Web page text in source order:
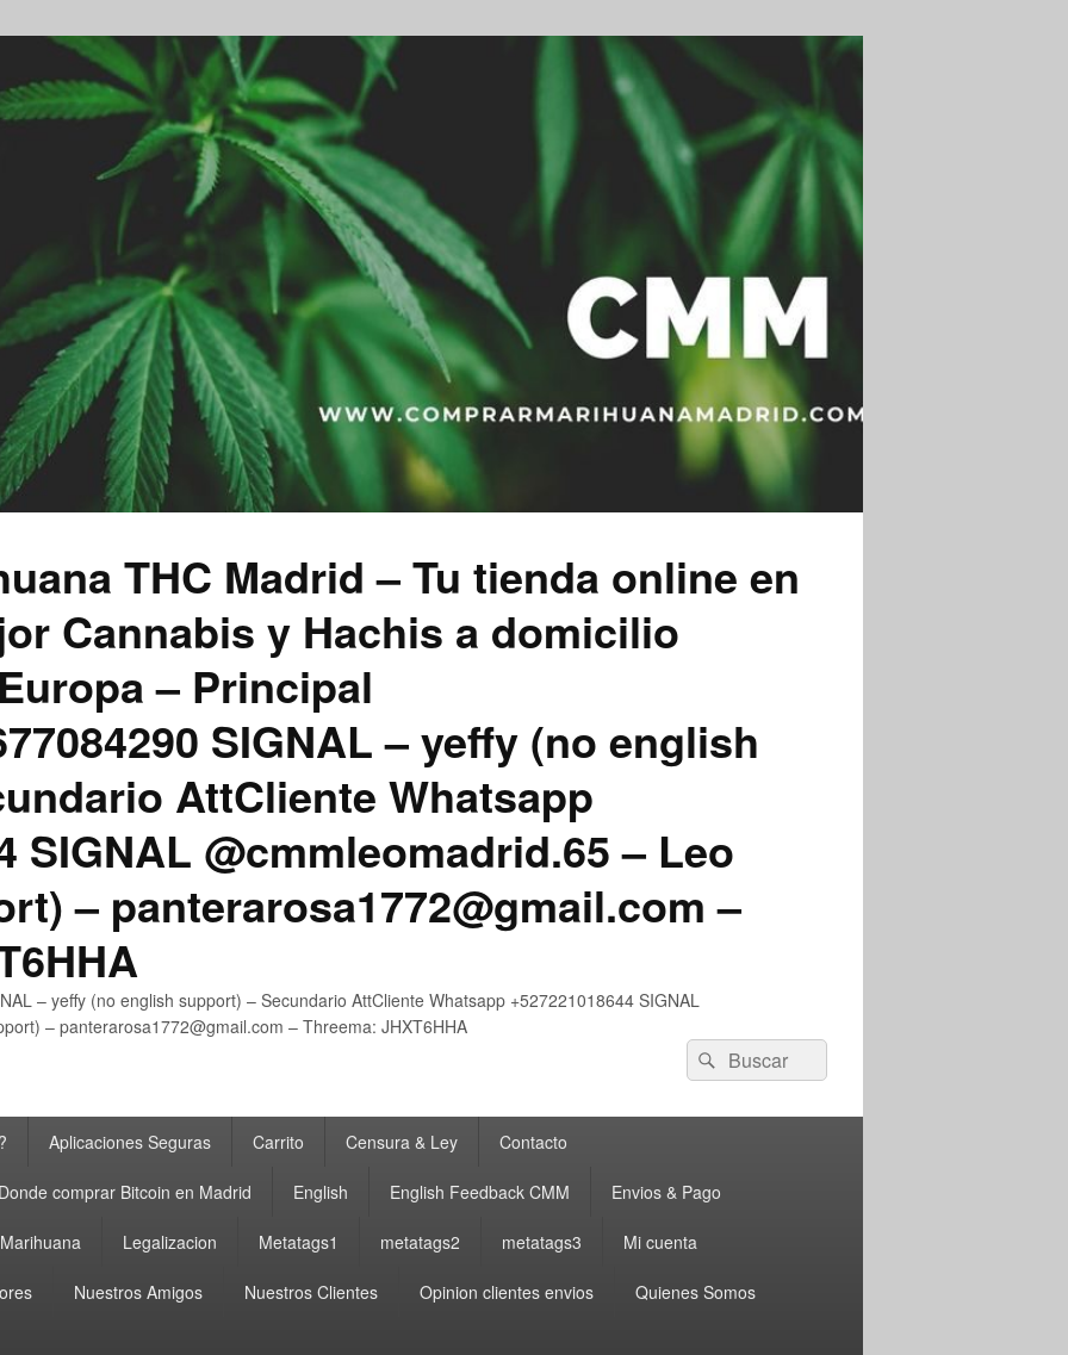
THC Madrid – Tu tienda online en
Cannabis y Hachis a domicilio
– Principal
SIGNAL – yeffy (no english
AttCliente Whatsapp
SIGNAL @cmmleomadrid.65 – Leo
– panterarosa1772@gmail.com –
– yeffy (no english support) – Secundario AttCliente Whatsapp +527221018644 SIGNAL
– panterarosa1772@gmail.com – Threema: JHXT6HHA
Buscar
por:
Buscar
Aplicaciones Seguras Carrito Censura & Ley Contacto
comprar Bitcoin en Madrid English English Feedback CMM Envios & Pago
Legalizacion Metatags1 metatags2 metatags3 Mi cuenta
Nuestros Amigos Nuestros Clientes Opinion clientes envios Quienes Somos